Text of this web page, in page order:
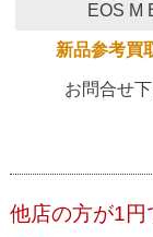
EOS M
新品参考買
お問合せ
他店の方が1円